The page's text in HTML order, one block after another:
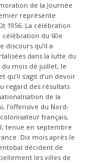
de la Journée
représente
1956. La célébration
du 60e
qu’il a
dans la lutte du
du mois de juillet, le
s’agit d’un devoir
regard des résultats
de la
l’offensive du Nord-
français,
tenue en septembre
Dix mois après le
décident de
les villes de